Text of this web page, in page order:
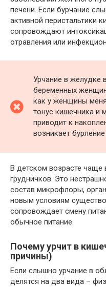
печени. Если бурчание
активной перистальтики
сопровождают
отравления или
Урчание в желудке
беременных
как у женщины
тонус кишечника и
приводит к
возникает
В детском возрасте чаще
грудничков. Это
состав микрофлоры,
новым условиям
сопровождает смену
обычное питание.
Почему урчит в
причины)
Если слышно урчание в
делятся на два вида –